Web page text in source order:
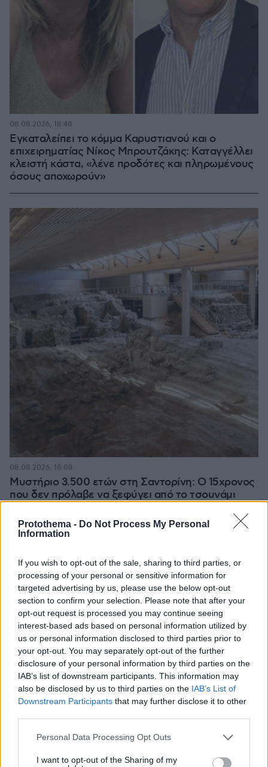
Protothema - Do Not Process My Personal
Information
If you wish to opt-out of the sale, sharing to third parties, or
processing of your personal or sensitive information for
targeted advertising by us, please use the below opt-out
section to confirm your selection. Please note that after your
opt-out request is processed you may continue seeing
interest-based ads based on personal information utilized by
us or personal information disclosed to third parties prior to
your opt-out. You may separately opt-out of the further
disclosure of your personal information by third parties on the
IAB’s list of downstream participants. This information may
also be disclosed by us to third parties on the IAB’s List of
Downstream Participants that may further disclose it to other
Please note that this website/app uses one or more Google
not limited to your visit or usage behaviour. You may click to
Personal Data Processing Opt Outs
I want to opt-out of the Sharing of my
Εγκαταλείπει το κόμμα Καρυστιανού και ο
επιχειρηματίας Νίκος Μπρουτζάκης: Καταγγέλλει
κλειστή κάστα, «λένε προδότες και πληρωμένους
όσους αποχωρούν»
08.08.2026, 18:48
Μυστήριο 3.500 ετών στη Σαντορίνη: Ο 15χρονος
που δεν πρόλαβε να ξεφύγει από το τσουνάμι
έκρηξης
08.08.2026, 18:08
Σοβαρό τροχαίο από αναστροφή ΙΧ
στην Αθηνών-Σουνίου: Συγκρούστηκε
με μηχανή της ΔΙΑΣ, δύο αστυνομικοί
τραυματίες, βίντεο
08.08.2026, 23:07 103
Οι «Πράσινες Μπότες»: 30 χρόνια
μετά, το Έβερεστ μπορεί να δώσει
πίσω έναν από τους νεκρούς του
08.08.2026, 21:49 14
Για ανθρωποκτονία από αμέλεια